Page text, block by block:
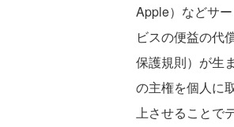
Apple）などサ
ビスの便益の代
保護規則）が生
の主権を個人に
上させることで